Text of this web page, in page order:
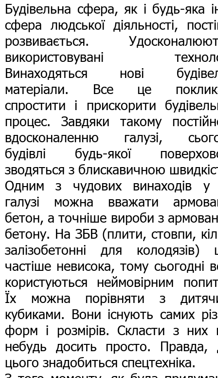
Будівельна сфера, як і будь-яка
сфера людської діяльності,
розвивається.
використовувані
Винаходяться нові
матеріали. Все це
спростити і прискорити
процес. Завдяки такому
вдосконаленню галузі,
будівлі будь-якої
зводяться з блискавичною
Одним з чудових винаходів у
галузі можна вважати
бетон, а точніше вироби з
бетону. На ЗБВ (плити, стовпи,
залізобетонні для колодязів)
частіше невисока, тому сьогодні
користуються неймовірним
Їх можна порівняти з
кубиками. Вони існують самих
форм і розмірів. Скласти з них
небудь досить просто. Правда,
цього знадобиться спецтехніка.